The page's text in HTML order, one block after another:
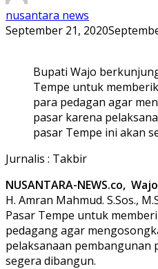
nusantara news
September 21, 2020
Bupati Wajo
Tempe untuk
para pedagan agar
pasar karena
pasar Tempe ini akan
Jurnalis : Takbir
NUSANTARA-NEWS.co,
H. Amran Mahmud. S.Sos.,
Pasar Tempe untuk
pedagang agar
pelaksanaan pembangunan
segera dibangun.